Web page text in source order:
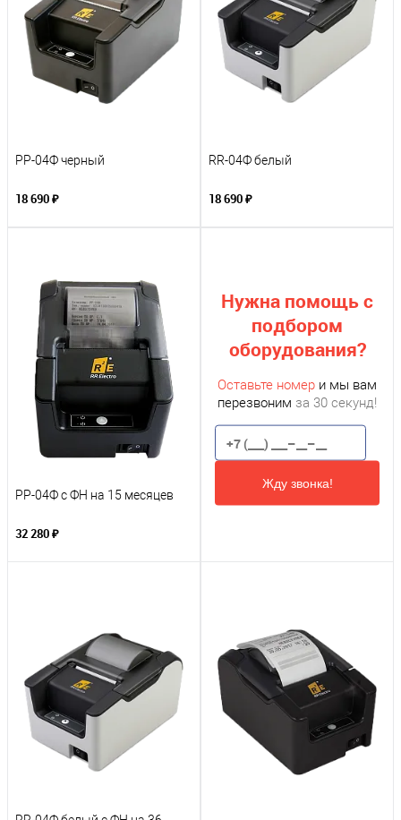
РР-04Ф черный
18 690 ₽
RR-04Ф белый
18 690 ₽
РР-04Ф с ФН на 15 месяцев
32 280 ₽
Нужна помощь с
подбором
оборудования?
Оставьте номер и мы вам
перезвоним за 30 секунд!
Жду звонка!